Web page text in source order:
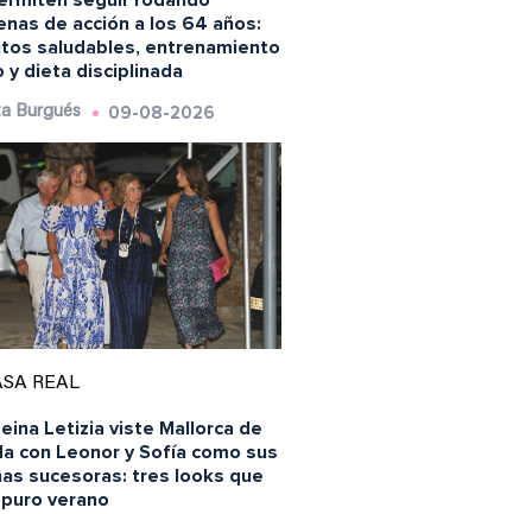
de acción a los 64 años:
saludables, entrenamiento
y dieta disciplinada
Burgués 09-08-2026
REAL
Letizia viste Mallorca de
con Leonor y Sofía como sus
sucesoras: tres looks que
verano